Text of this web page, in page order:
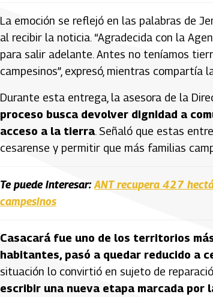
La emoción se reflejó en las palabras de
al recibir la noticia. “Agradecida con la
para salir adelante. Antes no teníamos
campesinos”, expresó, mientras
Durante esta entrega, la asesora de la
proceso busca devolver dignidad a
acceso a la tierra. Señaló que estas
cesarense y permitir que más familias
Te puede interesar:ANT recupera 427
campesinos
Casacará fue uno de los territorios
habitantes, pasó a quedar reducido a
situación lo convirtió en sujeto de
escribir una nueva etapa marcada